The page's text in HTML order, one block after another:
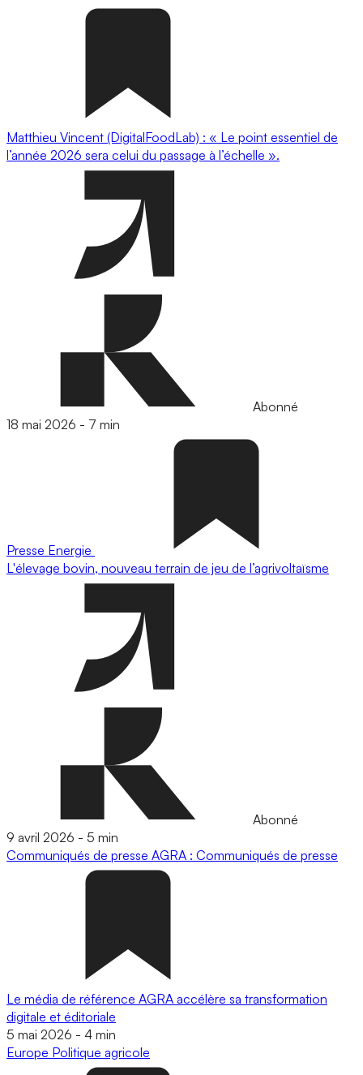
Matthieu Vincent (DigitalFoodLab) : « Le point essentiel de
l’année 2026 sera celui du passage à l’échelle ».
Abonné
18 mai 2026 - 7 min
Presse Energie
L'élevage bovin, nouveau terrain de jeu de l’agrivoltaïsme
Abonné
9 avril 2026 - 5 min
Communiqués de presse AGRA : Communiqués de presse
Le média de référence AGRA accélère sa transformation
digitale et éditoriale
5 mai 2026 - 4 min
Europe Politique agricole